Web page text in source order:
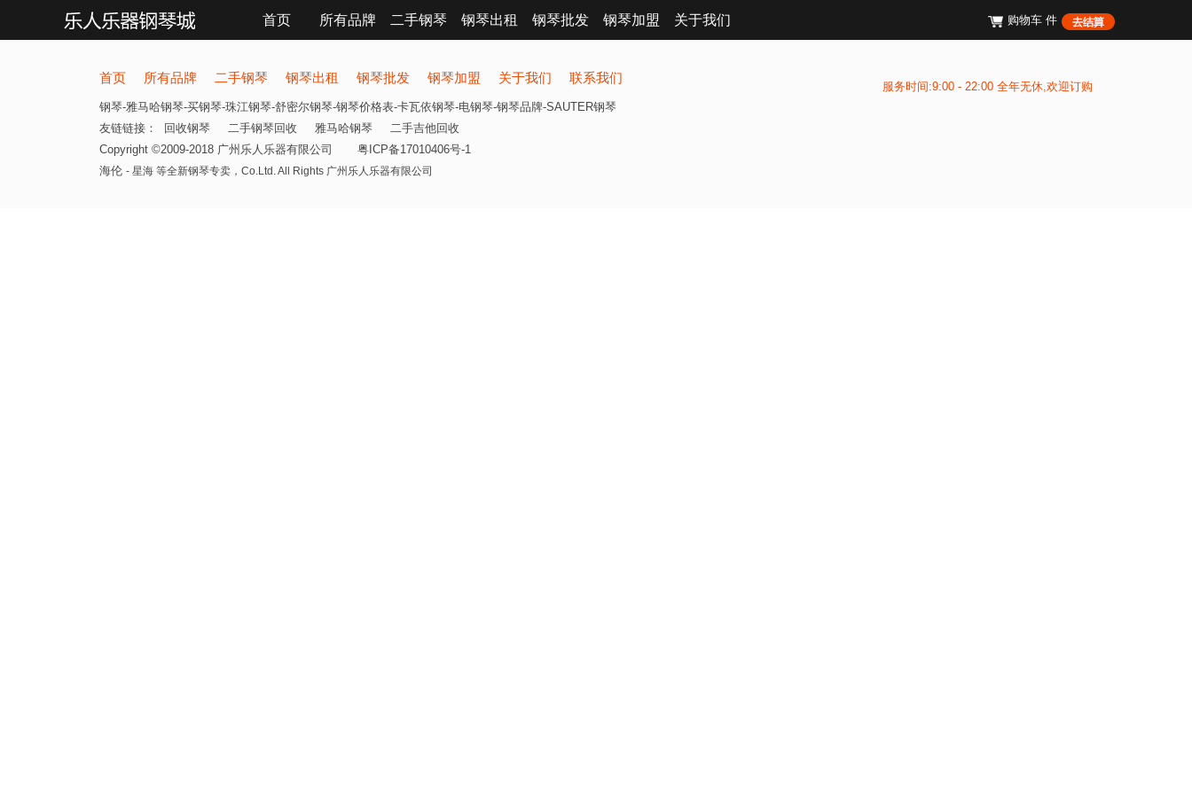
首页 所有品牌 二手钢琴 钢琴出租 钢琴批发 钢琴加盟 关于我们 购物车 件
首页 所有品牌 二手钢琴 钢琴出租 钢琴批发 钢琴加盟 关于我们 联系我们
钢琴-雅马哈钢琴-买钢琴-珠江钢琴-舒密尔钢琴-钢琴价格表-卡瓦依钢琴-电钢琴-钢琴品牌-SAUTER钢琴
友链链接：
回收钢琴 二手钢琴回收 雅马哈钢琴
二手吉他回收
Copyright ©2009-2018 广州乐人乐器有限公司
粤ICP备17010406号-1
海伦 - 星海 等全新钢琴专卖， Co.Ltd. All Rights 广州乐人乐器有限公司
服务时间:9:00 - 22:00 全年无休,欢迎订购